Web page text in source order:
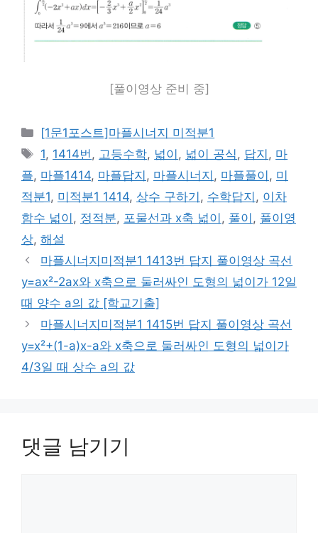
[풀이영상 준비 중]
카
테
고
리
[1문1포스트]마플시너지 미적분1
태
그
1, 1414번 , 고등수학, 넓이 , 넓이 공식 , 답지 , 마
플, 마플1414, 마플답지 , 마플시너지 , 마플풀이 , 미
적분1, 미적분1 1414, 상수 구하기 , 수학답지 , 이차
함수 넓이 , 정적분, 포물선과 x축 넓이 , 풀이 , 풀이영
상, 해설
마플시너지미적분1 1413번 답지 풀이영상 곡선
y=ax²-2ax와 x축으로 둘러싸인 도형의 넓이가 12일
때 양수 a의 값 [학교기출]
마플시너지미적분1 1415번 답지 풀이영상 곡선
y=x²+(1-a)x-a와 x축으로 둘러싸인 도형의 넓이가
4/3일 때 상수 a의 값
댓글 남기기